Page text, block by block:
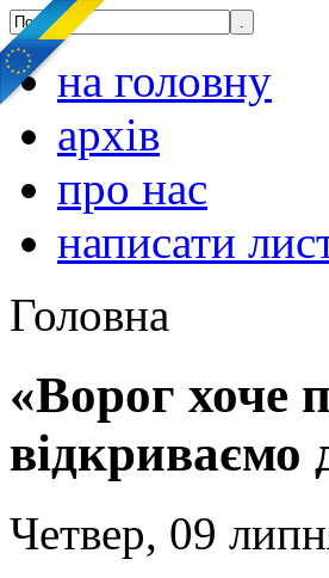
на головну
архів
про нас
написати
Головна
«Ворог хоче
відкриваємо
Четвер, 09